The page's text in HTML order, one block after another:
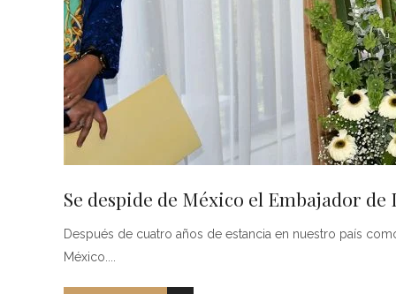
Se despide de México el Embajador de
Después de cuatro años de estancia en nuestro país
México.